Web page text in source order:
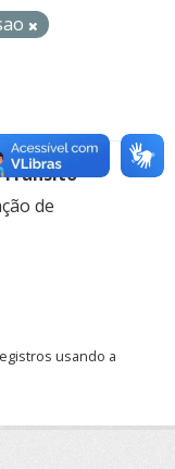
Trânsito
de
usando a